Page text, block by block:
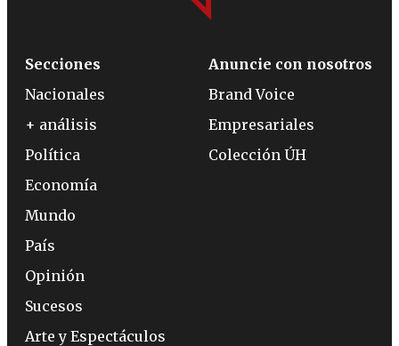
Secciones
Nacionales
+ análisis
Política
Economía
Mundo
País
Opinión
Sucesos
Arte y Espectáculos
Anuncie con nosotros
Brand Voice
Empresariales
Colección ÚH